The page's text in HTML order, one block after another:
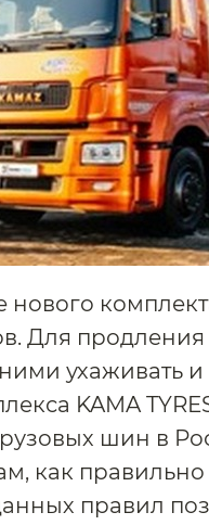
Для
ухаживать и
KAMA
шин в
как
правил